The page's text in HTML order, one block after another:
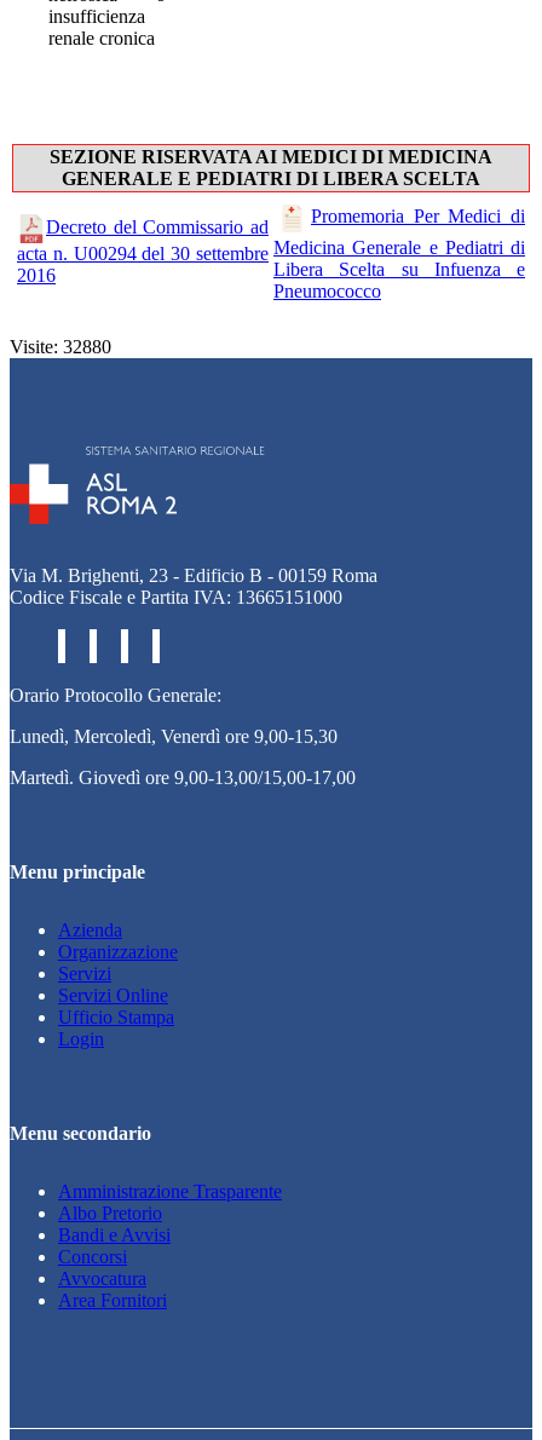
insufficienza
renale cronica
SEZIONE RISERVATA AI MEDICI DI MEDICINA
GENERALE E PEDIATRI DI LIBERA SCELTA
Decreto del Commissario ad
acta n. U00294 del 30 settembre
2016
Promemoria Per Medici di
Medicina Generale e Pediatri di
Libera Scelta su Infuenza e
Pneumococco
Visite: 32880
Via M. Brighenti, 23 - Edificio B - 00159 Roma
Codice Fiscale e Partita IVA: 13665151000
Orario Protocollo Generale:
Lunedì, Mercoledì, Venerdì ore 9,00-15,30
Martedì. Giovedì ore 9,00-13,00/15,00-17,00
Menu principale
Azienda
Organizzazione
Servizi
Servizi Online
Ufficio Stampa
Login
Menu secondario
Amministrazione Trasparente
Albo Pretorio
Bandi e Avvisi
Concorsi
Avvocatura
Area Fornitori